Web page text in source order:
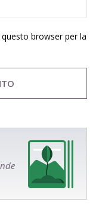
browser per la